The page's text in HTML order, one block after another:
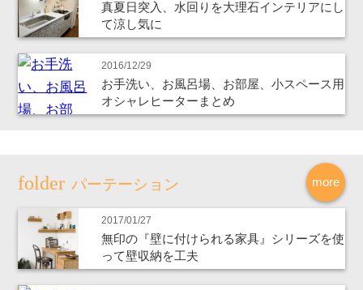
真夏日突入、水回りを大理石インテリアにし
て涼し気に
2016/12/29
お手洗い、お風呂場、お部屋、小スペース用
オシャレヒーターまとめ
more
パーテーション
2017/01/27
無印の『壁に付けられる家具』シリーズを使
って壁収納を工夫